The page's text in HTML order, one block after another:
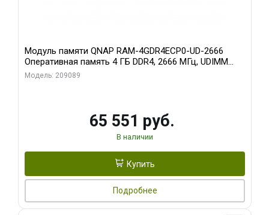
Модуль памяти QNAP RAM-4GDR4ECP0-UD-2666
Оперативная память 4 ГБ DDR4, 2666 МГц, UDIMM
ECC
Модель: 209089
65 551 руб.
В наличии
Купить
Подробнее